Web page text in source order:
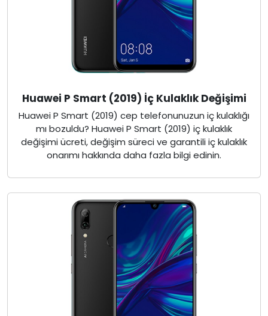
Huawei P Smart (2019) İç Kulaklık Değişimi
Huawei P Smart (2019) cep telefonunuzun iç kulaklığı
mı bozuldu? Huawei P Smart (2019) iç kulaklık
değişimi ücreti, değişim süreci ve garantili iç kulaklık
onarımı hakkında daha fazla bilgi edinin.